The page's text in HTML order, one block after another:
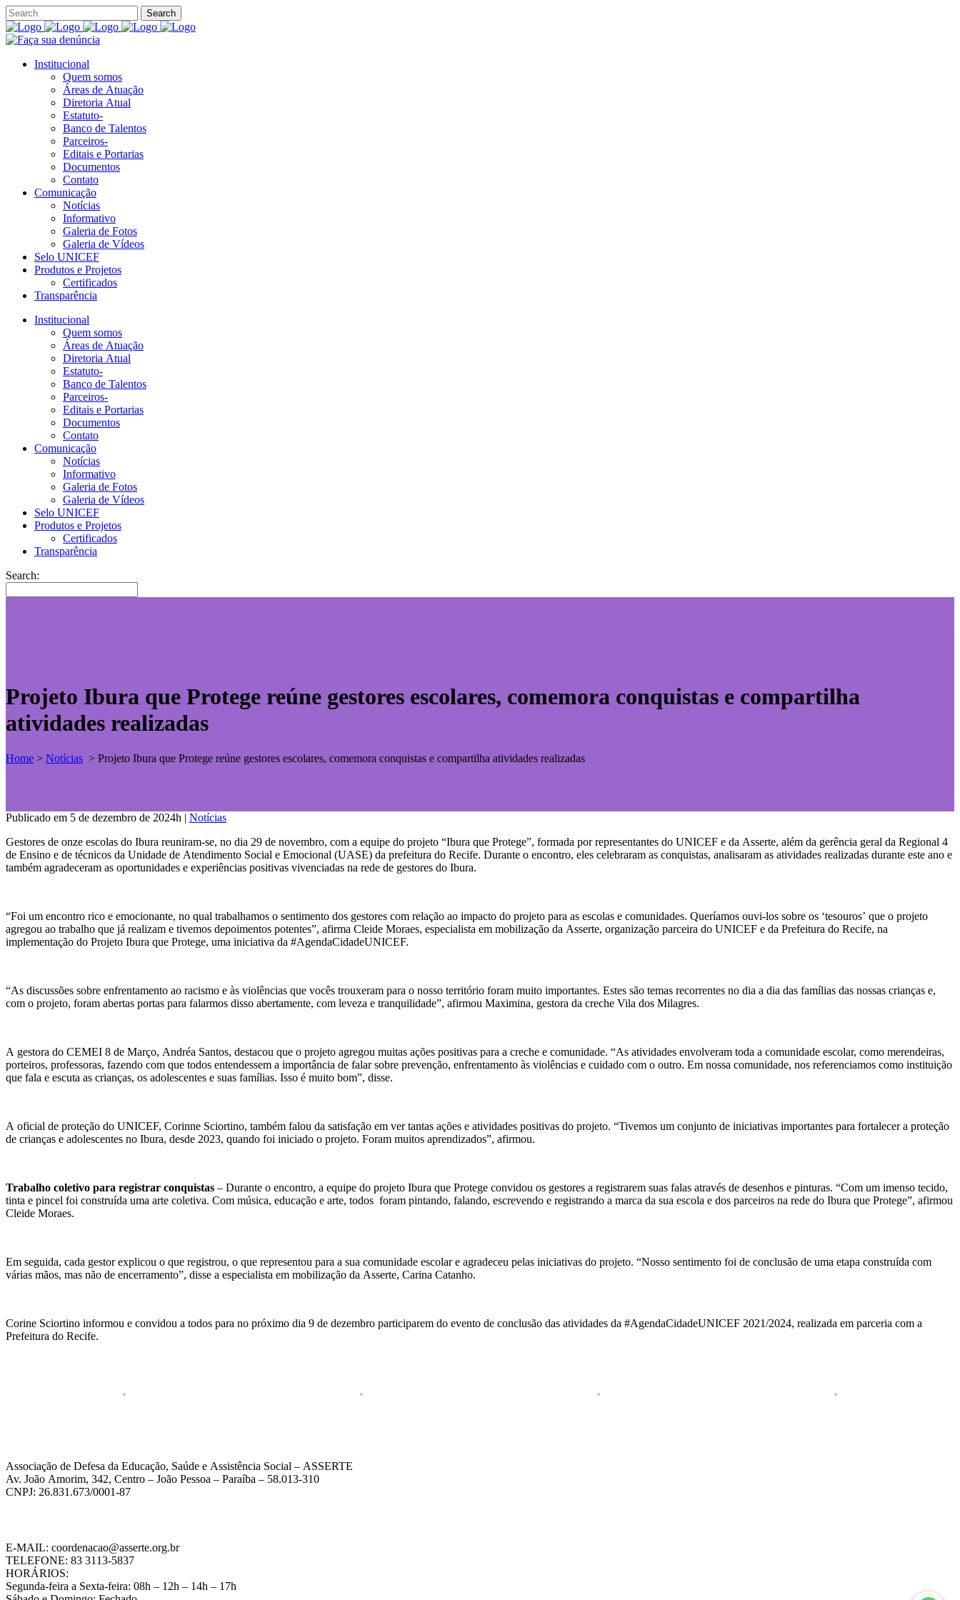
Institucional
Quem somos
Áreas de Atuação
Diretoria Atual
Estatuto-
Banco de Talentos
Parceiros-
Editais e Portarias
Documentos
Contato
Comunicação
Notícias
Informativo
Galeria de Fotos
Galeria de Vídeos
Selo UNICEF
Produtos e Projetos
Certificados
Transparência
Institucional
Quem somos
Áreas de Atuação
Diretoria Atual
Estatuto-
Banco de Talentos
Parceiros-
Editais e Portarias
Documentos
Contato
Comunicação
Notícias
Informativo
Galeria de Fotos
Galeria de Vídeos
Selo UNICEF
Produtos e Projetos
Certificados
Transparência
Search:
Projeto Ibura que Protege reúne gestores escolares, comemora conquistas e compartilha
atividades realizadas
Home > Notícias > Projeto Ibura que Protege reúne gestores escolares, comemora conquistas e compartilha atividades realizadas
Publicado em 5 de dezembro de 2024h | Notícias
Gestores de onze escolas do Ibura reuniram-se, no dia 29 de novembro, com a equipe do projeto “Ibura que Protege”, formada por representantes do UNICEF e da Asserte, além da gerência geral da Regional 4
de Ensino e de técnicos da Unidade de Atendimento Social e Emocional (UASE) da prefeitura do Recife. Durante o encontro, eles celebraram as conquistas, analisaram as atividades realizadas durante este ano e
também agradeceram as oportunidades e experiências positivas vivenciadas na rede de gestores do Ibura.
“Foi um encontro rico e emocionante, no qual trabalhamos o sentimento dos gestores com relação ao impacto do projeto para as escolas e comunidades. Queríamos ouvi-los sobre os ‘tesouros’ que o projeto
agregou ao trabalho que já realizam e tivemos depoimentos potentes”, afirma Cleide Moraes, especialista em mobilização da Asserte, organização parceira do UNICEF e da Prefeitura do Recife, na
implementação do Projeto Ibura que Protege, uma iniciativa da #AgendaCidadeUNICEF.
“As discussões sobre enfrentamento ao racismo e às violências que vocês trouxeram para o nosso território foram muito importantes. Estes são temas recorrentes no dia a dia das famílias das nossas crianças e,
com o projeto, foram abertas portas para falarmos disso abertamente, com leveza e tranquilidade”, afirmou Maximina, gestora da creche Vila dos Milagres.
A gestora do CEMEI 8 de Março, Andréa Santos, destacou que o projeto agregou muitas ações positivas para a creche e comunidade. “As atividades envolveram toda a comunidade escolar, como merendeiras,
porteiros, professoras, fazendo com que todos entendessem a importância de falar sobre prevenção, enfrentamento às violências e cuidado com o outro. Em nossa comunidade, nos referenciamos como instituição
que fala e escuta as crianças, os adolescentes e suas famílias. Isso é muito bom”, disse.
A oficial de proteção do UNICEF, Corinne Sciortino, também falou da satisfação em ver tantas ações e atividades positivas do projeto. “Tivemos um conjunto de iniciativas importantes para fortalecer a proteção
de crianças e adolescentes no Ibura, desde 2023, quando foi iniciado o projeto. Foram muitos aprendizados”, afirmou.
Trabalho coletivo para registrar conquistas – Durante o encontro, a equipe do projeto Ibura que Protege convidou os gestores a registrarem suas falas através de desenhos e pinturas. “Com um imenso tecido,
tinta e pincel foi construída uma arte coletiva. Com música, educação e arte, todos foram pintando, falando, escrevendo e registrando a marca da sua escola e dos parceiros na rede do Ibura que Protege”, afirmou
Cleide Moraes.
Em seguida, cada gestor explicou o que registrou, o que representou para a sua comunidade escolar e agradeceu pelas iniciativas do projeto. “Nosso sentimento foi de conclusão de uma etapa construída com
várias mãos, mas não de encerramento”, disse a especialista em mobilização da Asserte, Carina Catanho.
Corine Sciortino informou e convidou a todos para no próximo dia 9 de dezembro participarem do evento de conclusão das atividades da #AgendaCidadeUNICEF 2021/2024, realizada em parceria com a
Prefeitura do Recife.
Associação de Defesa da Educação, Saúde e Assistência Social – ASSERTE
Av. João Amorim, 342, Centro – João Pessoa – Paraíba – 58.013-310
CNPJ: 26.831.673/0001-87
E-MAIL: coordenacao@asserte.org.br
TELEFONE: 83 3113-5837
HORÁRIOS:
Segunda-feira a Sexta-feira: 08h – 12h – 14h – 17h